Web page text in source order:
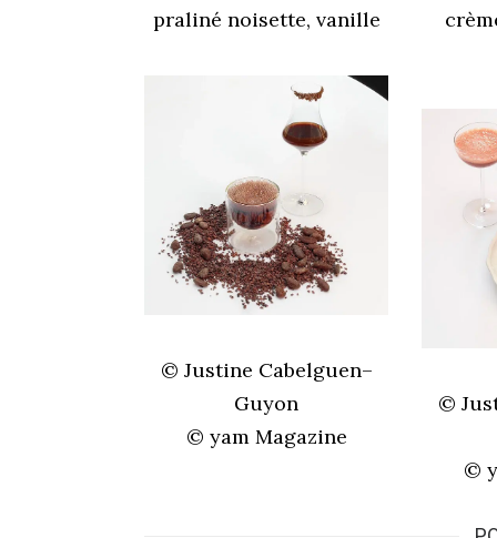
praliné noisette, vanille
© Justine Cabelguen–
Guyon
© yam Magazine
©
©